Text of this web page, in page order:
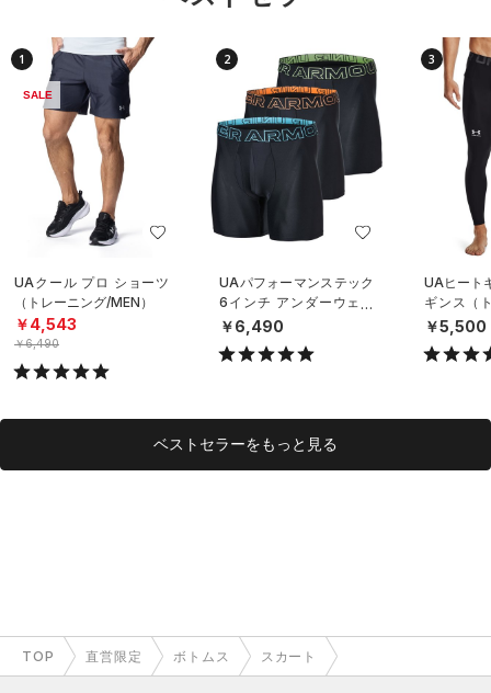
1
SALE
UAクール プロ ショーツ
（トレーニング/MEN）
￥4,543
￥6,490
2
UAパフォーマンステック
6インチ アンダーウェア
（3枚セット）（トレーニ
ング/MEN）
￥6,490
3
UAヒート
ギンス（
EN）
￥5,500
ベストセラーをもっと見る
TOP 直営限定 ボトムス スカート